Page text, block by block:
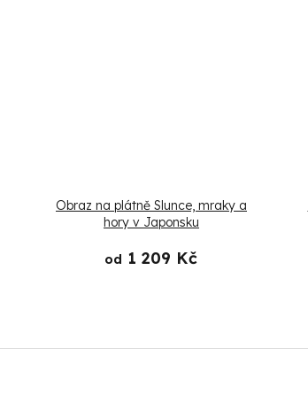
Obraz na plátně Slunce, mraky a
hory v Japonsku
od 1 209 Kč